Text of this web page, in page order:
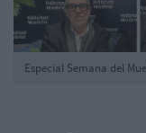
Especial Semana del